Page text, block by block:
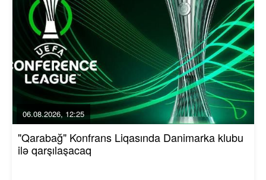
06.08.2026, 12:25
"Qarabağ" Konfrans Liqasında Danimarka klubu
ilə qarşılaşacaq